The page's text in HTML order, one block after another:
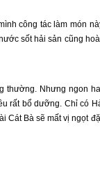
công tác làm món
sốt hải sản cũng
thường. Nhưng ngon
rất bổ dưỡng. Chỉ có
Cát Bàsẽ mất vị ngọt